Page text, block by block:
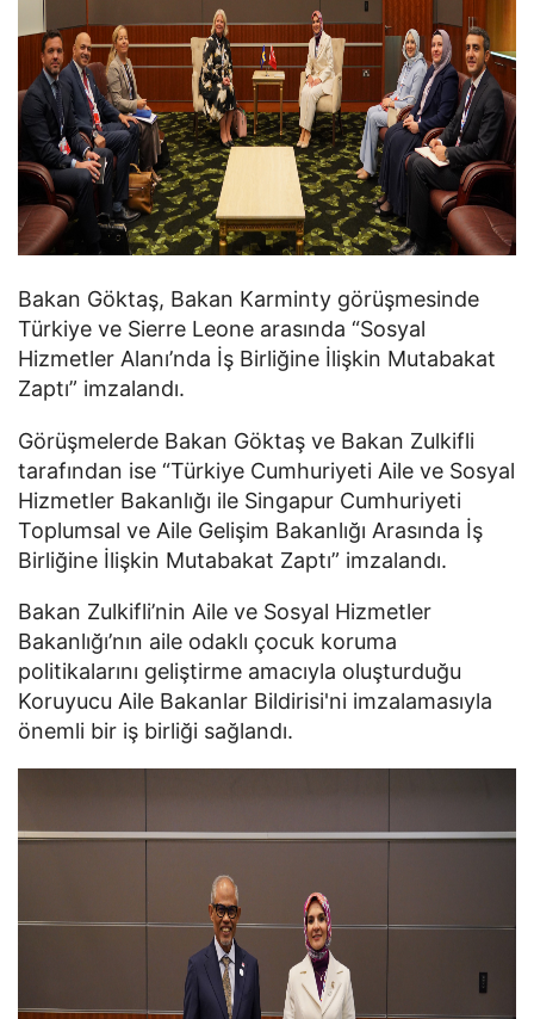
Bakan Göktaş, Bakan Karminty görüşmesinde
Türkiye ve Sierre Leone arasında “Sosyal
Hizmetler Alanı’nda İş Birliğine İlişkin Mutabakat
Zaptı” imzalandı.
Görüşmelerde Bakan Göktaş ve Bakan Zulkifli
tarafından ise “Türkiye Cumhuriyeti Aile ve Sosyal
Hizmetler Bakanlığı ile Singapur Cumhuriyeti
Toplumsal ve Aile Gelişim Bakanlığı Arasında İş
Birliğine İlişkin Mutabakat Zaptı” imzalandı.
Bakan Zulkifli’nin Aile ve Sosyal Hizmetler
Bakanlığı’nın aile odaklı çocuk koruma
politikalarını geliştirme amacıyla oluşturduğu
Koruyucu Aile Bakanlar Bildirisi'ni imzalamasıyla
önemli bir iş birliği sağlandı.